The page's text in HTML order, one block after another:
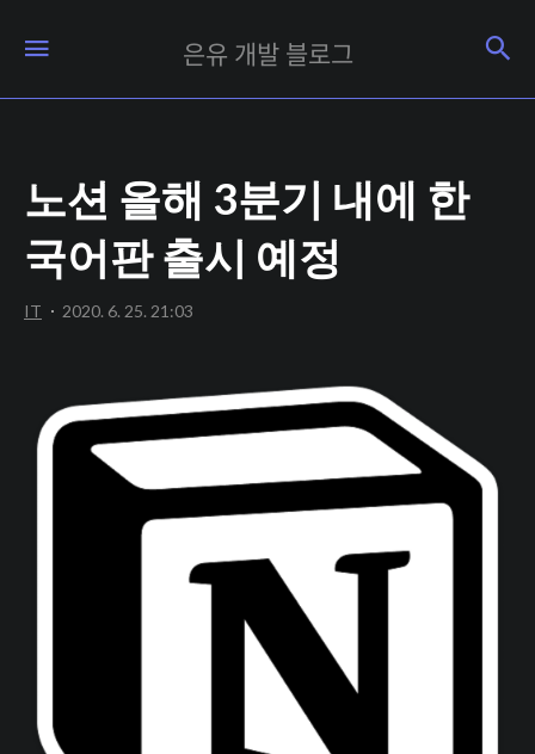
유
개
블
로
그
은유 개발 블로그
노션 올해 3분기 내에 한
국어판 출시 예정
IT 2020. 6. 25. 21:03